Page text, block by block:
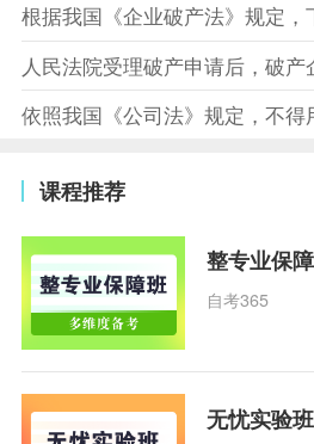
根据我国《企业破产法》规定
人民法院受理破产申请后，破
依照我国《公司法》规定，不
课程推荐
整专业保
自考365
无忧实验